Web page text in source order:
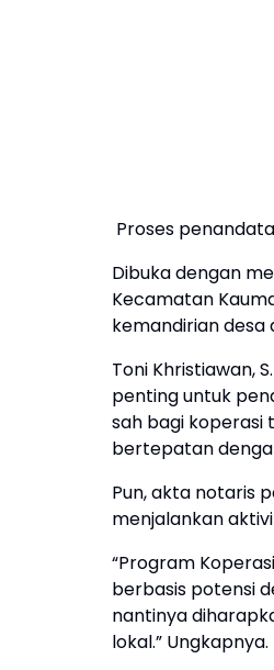
Proses
Dibuka dengan
Kecamatan
kemandirian desa
Toni Khristiawan,
penting untuk
sah bagi koperasi
bertepatan
Pun, akta notaris
menjalankan
“Program
berbasis potensi
nantinya
lokal.” Ungkapnya.